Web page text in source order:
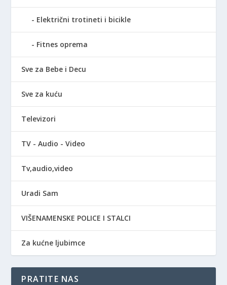
Električni trotineti i bicikle
Fitnes oprema
Sve za Bebe i Decu
Sve za kuću
Televizori
TV - Audio - Video
Tv,audio,video
Uradi Sam
VIŠENAMENSKE POLICE I STALCI
Za kućne ljubimce
PRATITE NAS